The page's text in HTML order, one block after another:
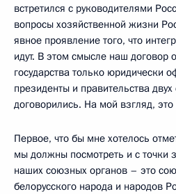
встретился с руководителями
вопросы хозяйственной жизни
явное проявление того, что
идут. В этом смысле наш договор
государства только юридически
президенты и правительства
договорились. На мой взгляд,
Первое, что бы мне хотелось
мы должны посмотреть и с точки
наших союзных органов – это
белорусского народа и народов